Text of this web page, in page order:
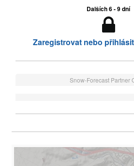
Dalších 6 - 9 dní
Zaregistrovat nebo
Snow-Forecast Partner